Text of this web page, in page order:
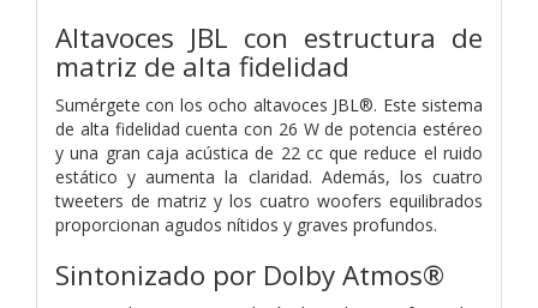
Altavoces JBL con estructura de
matriz de alta fidelidad
Sumérgete con los ocho altavoces JBL®. Este sistema
de alta fidelidad cuenta con 26 W de potencia estéreo
y una gran caja acústica de 22 cc que reduce el ruido
estático y aumenta la claridad. Además, los cuatro
tweeters de matriz y los cuatro woofers equilibrados
proporcionan agudos nítidos y graves profundos.
Sintonizado por Dolby Atmos®